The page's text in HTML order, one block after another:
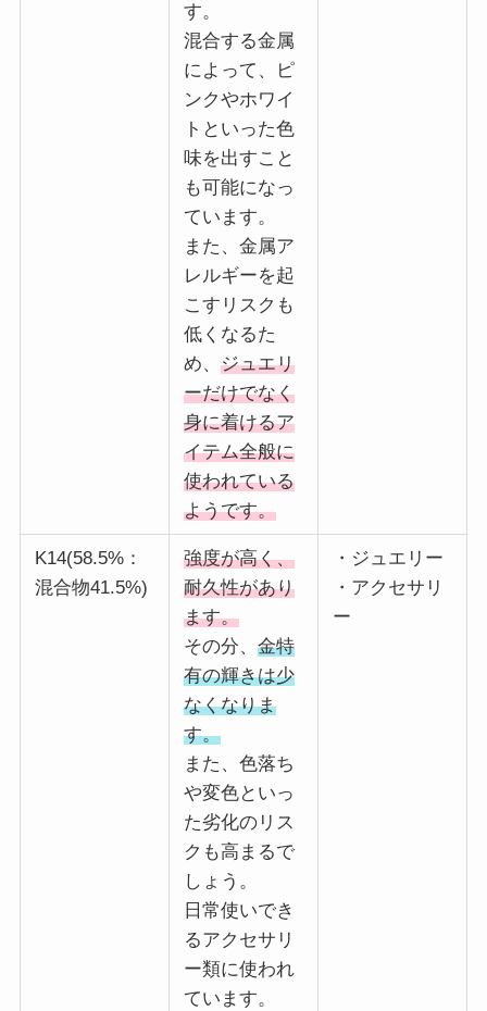
す。
混合する金属
によって、ピ
ンクやホワイ
トといった色
味を出すこと
も可能になっ
ています。
また、金属ア
レルギーを起
こすリスクも
低くなるた
め、 ジュエリ
ーだけでなく
身に着けるア
イテム全般に
使われている
ようです。
K14(58.5%：
混合物41.5%)
強度が高く、
耐久性があり
ます。
その分、 金特
有の輝きは少
なくなりま
す。
また、色落ち
や変色といっ
た劣化のリス
クも高まるで
しょう。
日常使いでき
るアクセサリ
ー類に使われ
ています。
・ジュエリー
・アクセサリ
ー